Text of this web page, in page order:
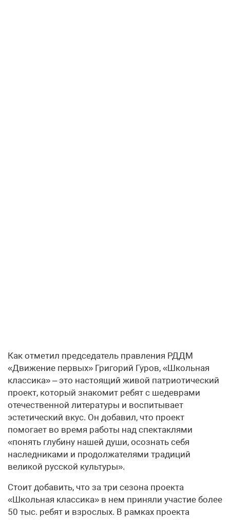
Как отметил председатель правления РДДМ
«Движение первых» Григорий Гуров, «Школьная
классика» – это настоящий живой патриотический
проект, который знакомит ребят с шедеврами
отечественной литературы и воспитывает
эстетический вкус. Он добавил, что проект
помогает во время работы над спектаклями
«понять глубину нашей души, осознать себя
наследниками и продолжателями традиций
великой русской культуры».
Стоит добавить, что за три сезона проекта
«Школьная классика» в нем приняли участие более
50 тыс. ребят и взрослых. В рамках проекта